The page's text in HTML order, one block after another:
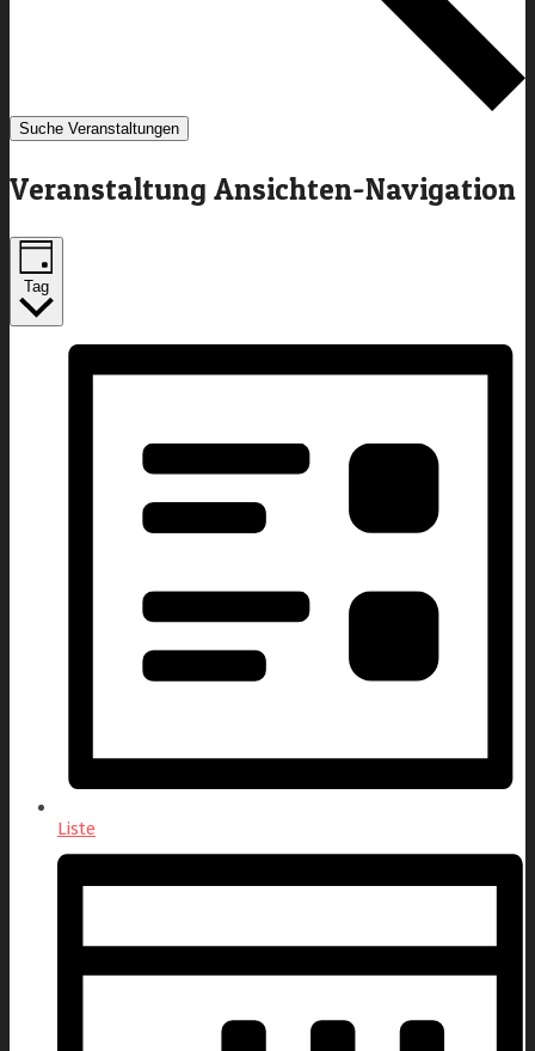
Suche Veranstaltungen
Veranstaltung Ansichten-Navigation
Tag
Liste